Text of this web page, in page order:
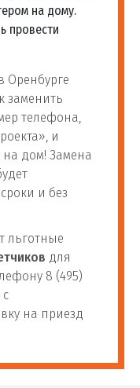
на дому.
провести
Оренбурге
заменить
телефона,
и
на дом! Замена
и без
льготные
для
8 (495)
на приезд